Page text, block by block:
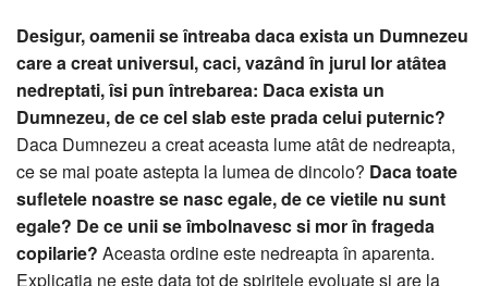
Desigur, oamenii se întreaba daca exista un Dumnezeu
care a creat universul, caci, vazând în jurul lor atâtea
nedreptati, îsi pun întrebarea: Daca exista un
Dumnezeu, de ce cel slab este prada celui puternic?
Daca Dumnezeu a creat aceasta lume atât de nedreapta,
ce se mai poate astepta la lumea de dincolo? Daca toate
sufletele noastre se nasc egale, de ce vietile nu sunt
egale? De ce unii se îmbolnavesc si mor în frageda
copilarie? Aceasta ordine este nedreapta în aparenta.
Explicatia ne este data tot de spiritele evoluate si are la